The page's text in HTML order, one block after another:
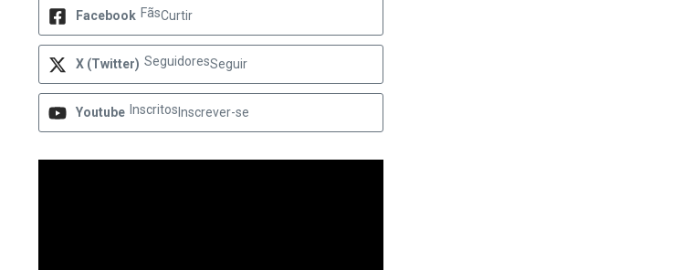
Facebook FãsCurtir
X (Twitter) SeguidoresSeguir
Youtube Inscritos Inscrever-se